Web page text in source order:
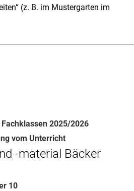
(z. B. im Mustergarten im
2025/2026
vom Unterricht
-material Bäcker
10